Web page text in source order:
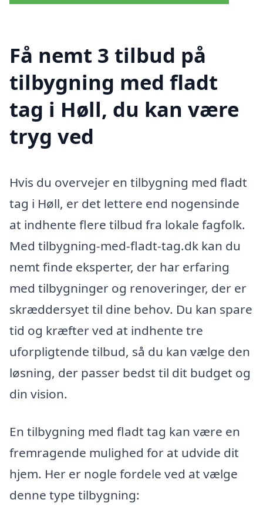
Få nemt 3 tilbud på
tilbygning med fladt
tag i Høll, du kan være
tryg ved
Hvis du overvejer en tilbygning med fladt
tag i Høll, er det lettere end nogensinde
at indhente flere tilbud fra lokale fagfolk.
Med tilbygning-med-fladt-tag.dk kan du
nemt finde eksperter, der har erfaring
med tilbygninger og renoveringer, der er
skræddersyet til dine behov. Du kan spare
tid og kræfter ved at indhente tre
uforpligtende tilbud, så du kan vælge den
løsning, der passer bedst til dit budget og
din vision.
En tilbygning med fladt tag kan være en
fremragende mulighed for at udvide dit
hjem. Her er nogle fordele ved at vælge
denne type tilbygning: